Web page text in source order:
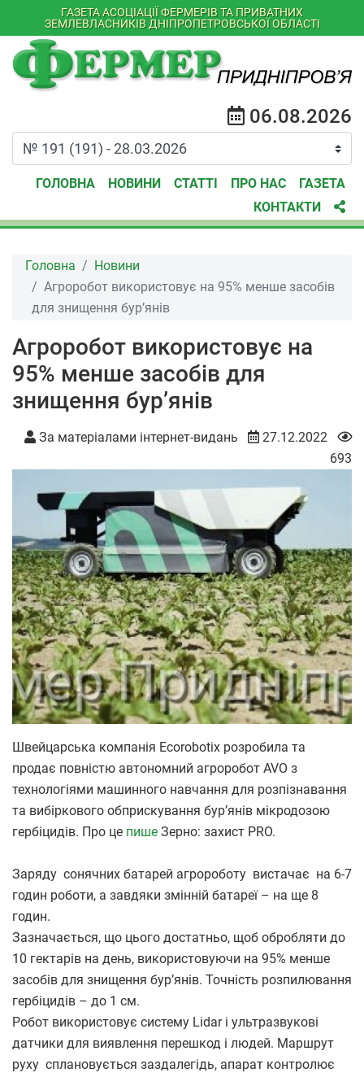
ГАЗЕТА АСОЦІАЦІЇ ФЕРМЕРІВ ТА ПРИВАТНИХ
ЗЕМЛЕВЛАСНИКІВ ДНІПРОПЕТРОВСЬКОЇ ОБЛАСТІ
06.08.2026
ГОЛОВНА НОВИНИ СТАТТІ ПРО НАС
ГАЗЕТА
КОНТАКТИ
Головна
Новини
Агроробот використовує на 95% менше засобів
для знищення бур’янів
Агроробот використовує на
95% менше засобів для
знищення бур’янів
За матеріалами інтернет-видань
27.12.2022
693
Швейцарська компанія Ecorobotix розробила та
продає повністю автономний агроробот AVO з
технологіями машинного навчання для розпізнавання
та вибіркового обприскування бур’янів мікродозою
гербіцидів. Про це пише Зерно: захист PRO.
Заряду сонячних батарей агророботу вистачає на 6-7
годин роботи, а завдяки змінній батареї – на ще 8
годин.
Зазначається, що цього достатньо, щоб обробляти до
10 гектарів на день, використовуючи на 95% менше
засобів для знищення бур’янів. Точність розпилювання
гербіцидів – до 1 см.
Робот використовує систему Lidar і ультразвукові
датчики для виявлення перешкод і людей. Маршрут
руху сплановується заздалегідь, апарат контролює